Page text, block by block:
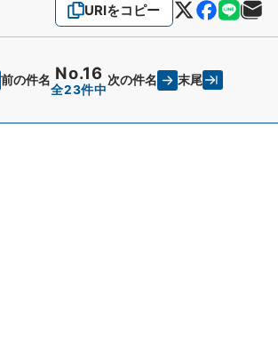
URIをコピー
前の件名 No.16
全23件中
次の件名 末尾